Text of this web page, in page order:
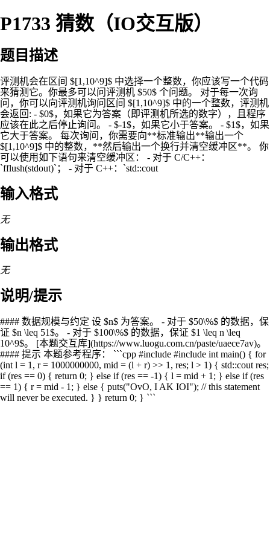
P1733 猜数（IO交互版）
题目描述
评测机会在区间 $[1,10^9]$ 中选择一个整数，你应该写一个代码
来猜测它。你最多可以问评测机 $50$ 个问题。 对于每一次询
问，你可以向评测机询问区间 $[1,10^9]$ 中的一个整数，评测机
会返回: - $0$，如果它为答案（即评测机所选的数字），且程序
应该在此之后停止询问。 - $-1$，如果它小于答案。 - $1$，如果
它大于答案。 每次询问，你需要向**标准输出**输出一个
$[1,10^9]$ 中的整数，**然后输出一个换行并清空缓冲区**。 你
可以使用如下语句来清空缓冲区： - 对于 C/C++：
`fflush(stdout)`； - 对于 C++：`std::cout
输入格式
无
输出格式
无
说明/提示
#### 数据规模与约定 设 $n$ 为答案。 - 对于 $50\%$ 的数据，保
证 $n \leq 51$。 - 对于 $100\%$ 的数据，保证 $1 \leq n \leq
10^9$。 [本题交互库](https://www.luogu.com.cn/paste/uaece7av)。
#### 提示 本题参考程序： ```cpp #include #include int main() { for
(int l = 1, r = 1000000000, mid = (l + r) >> 1, res; l > 1) { std::cout res;
if (res == 0) { return 0; } else if (res == -1) { l = mid + 1; } else if (res
== 1) { r = mid - 1; } else { puts("OvO, I AK IOI"); // this statement
will never be executed. } } return 0; } ```